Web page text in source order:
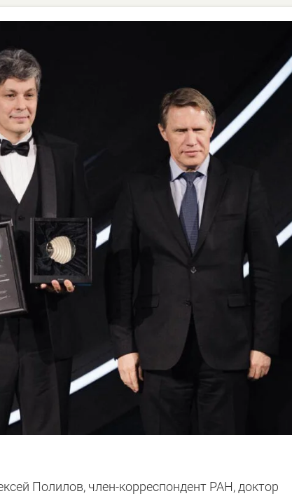
Полилов, член-корреспондент РАН, доктор